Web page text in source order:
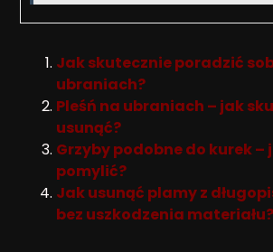
Jak skutecznie poradzić
ubraniach?
Pleśń na ubraniach – jak
usunąć?
Grzyby podobne do kurek –
pomylić?
Jak usunąć plamy z
bez uszkodzenia materiału?